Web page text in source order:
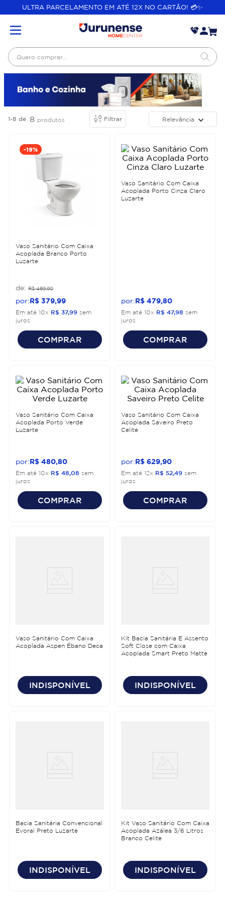
ULTRA PARCELAMENTO EM ATÉ 12X NO CARTÃO! 💳✨
Quero comprar...
1-8 de 8 produtos Filtrar Relevância
-19%
Vaso Sanitário Com Caixa
Acoplada Branco Porto
Luzarte
R$ 469,90
R$ 379 99
Em até 10x R$ 37,99 sem
juros
COMPRAR
Vaso Sanitário Com Caixa
Acoplada Porto Cinza Claro
Luzarte
R$ 479 80
Em até 10x R$ 47,98 sem
juros
COMPRAR
Vaso Sanitário Com Caixa
Acoplada Porto Verde
Luzarte
R$ 480 80
Em até 10x R$ 48,08 sem
juros
COMPRAR
Vaso Sanitário Com Caixa
Acoplada Saveiro Preto
Celite
R$ 629 90
Em até 12x R$ 52,49 sem
juros
COMPRAR
Vaso Sanitário Com Caixa
Acoplada Aspen Ébano Deca
INDISPONÍVEL
Kit Bacia Sanitária E Assento
Soft Close com Caixa
Acoplada Smart Preto Matte
INDISPONÍVEL
Bacia Sanitária Convencional
Evoral Preto Luzarte
INDISPONÍVEL
Kit Vaso Sanitário Com Caixa
Acoplada Azálea 3/6 Litros
Branco Celite
INDISPONÍVEL